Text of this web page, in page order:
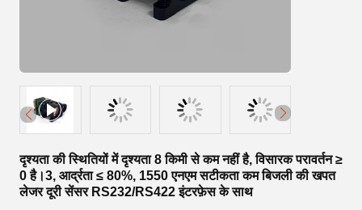
दृश्यता की स्थितियों में दृश्यता 8 किमी से कम नहीं है, विसारक परावर्तन ≥
0 है।3, आर्द्रता ≤ 80%, 1550 एनएम सटीकता कम बिजली की खपत
लेजर दूरी सेंसर RS232/RS422 इंटरफ़ेस के साथ